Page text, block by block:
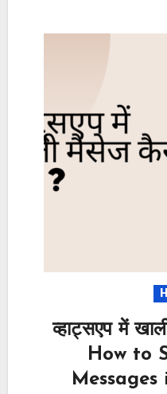
व्हाट्सएप में
How to